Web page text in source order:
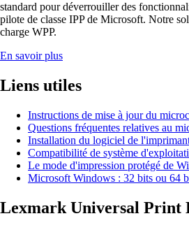
standard pour déverrouiller des
pilote de classe IPP de Microsoft. Notre
charge WPP.
En savoir plus
Liens utiles
Instructions de mise à jour du
Questions fréquentes relatives au
Installation du logiciel de
Compatibilité de système
Le mode d'impression protégé de
Microsoft Windows : 32 bits ou 64
Lexmark Universal Print